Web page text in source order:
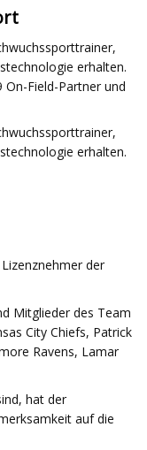
erhalten.
Field-Partner und
erhalten.
der
Mitglieder des Team
City Chiefs, Patrick
Ravens, Lamar
hat der
auf die